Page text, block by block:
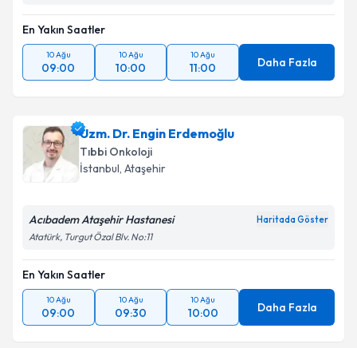
Takvim Talebini Gönder
En Yakın Saatler
10 Ağu
09:00
10 Ağu
10:00
10 Ağu
11:00 Daha Fazla
Uzm. Dr. Engin Erdemoğlu
Tıbbi Onkoloji
İstanbul, Ataşehir
Acıbadem Ataşehir Hastanesi Haritada Göster
Atatürk, Turgut Özal Blv. No:11
En Yakın Saatler
10 Ağu
09:00
10 Ağu
09:30
10 Ağu
10:00 Daha Fazla